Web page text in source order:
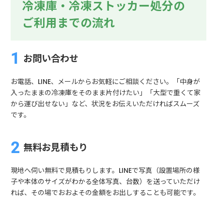
冷凍庫・冷凍ストッカー処分の
ご利用までの流れ
お問い合わせ
お電話、LINE、メールからお気軽にご相談ください。「中身が
入ったままの冷凍庫をそのまま片付けたい」「大型で重くて家
から運び出せない」など、状況をお伝えいただければスムーズ
です。
無料お見積もり
現地へ伺い無料で見積もりします。LINEで写真（設置場所の様
子や本体のサイズがわかる全体写真、台数）を送っていただけ
れば、その場でおおよその金額をお出しすることも可能です。